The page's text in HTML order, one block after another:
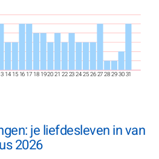
14 15 16 17 18 192021 22232425262728293031
je liefdesleven in van
2026